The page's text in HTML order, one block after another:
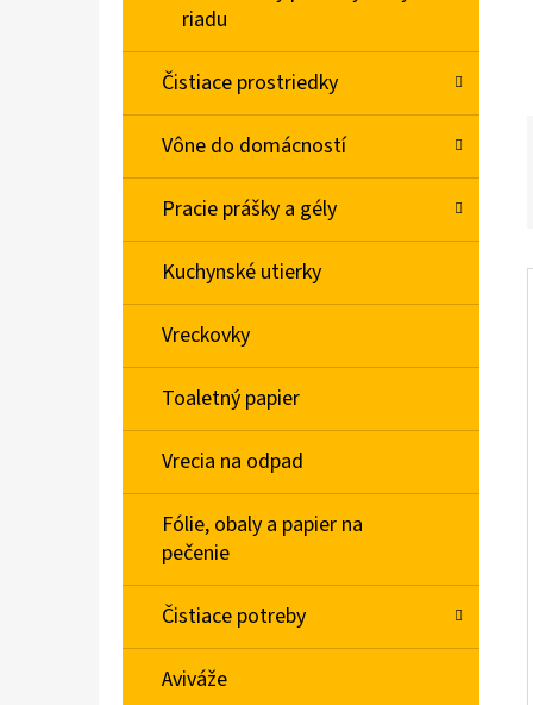
riadu
Čistiace prostriedky
Vône do domácností
Pracie prášky a gély
Kuchynské utierky
Vreckovky
Toaletný papier
Vrecia na odpad
Fólie, obaly a papier na
pečenie
Čistiace potreby
Aviváže
BABA SPRCHOVÝ GÉL MACARON SLADKÁ
MANDĽA 400ML
€2,06